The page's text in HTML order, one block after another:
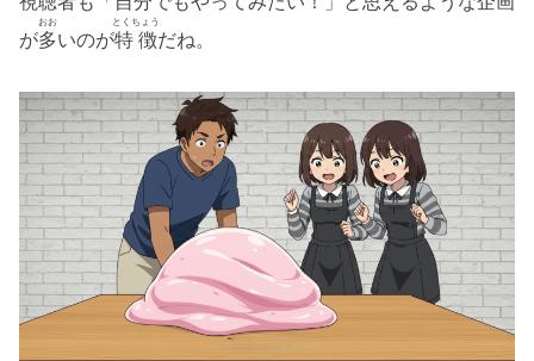
が多
おお
いのが特徴
とくちょう
だね。